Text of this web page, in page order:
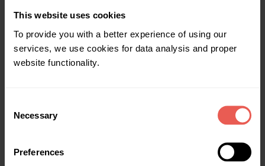
This website uses cookies
To provide you with a better experience of using our
services, we use cookies for data analysis and proper
website functionality.
Selection
Necessary
Preferences
rinkoje.
rinkoje.
Pajamų mokestis gautoms premijoms taikomas tik Lietuvos
mokesčių rezidentams.
Daugiau informacijos pateikiama čia
.